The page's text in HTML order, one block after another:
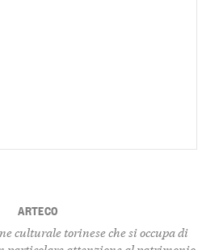
ARTECO
culturale torinese che si occupa di